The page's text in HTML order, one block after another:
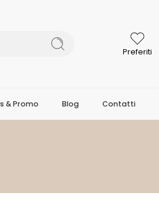
Preferiti
& Promo Blog Contatti